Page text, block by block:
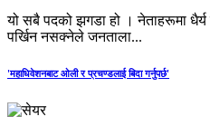
यो सबै पदको झगडा हो । नेताहरूमा
पर्खिन नसक्नेले जनताला...
'महाधिवेशनबाट ओली र प्रचण्डलाई बिदा गर्नुपर्छ'